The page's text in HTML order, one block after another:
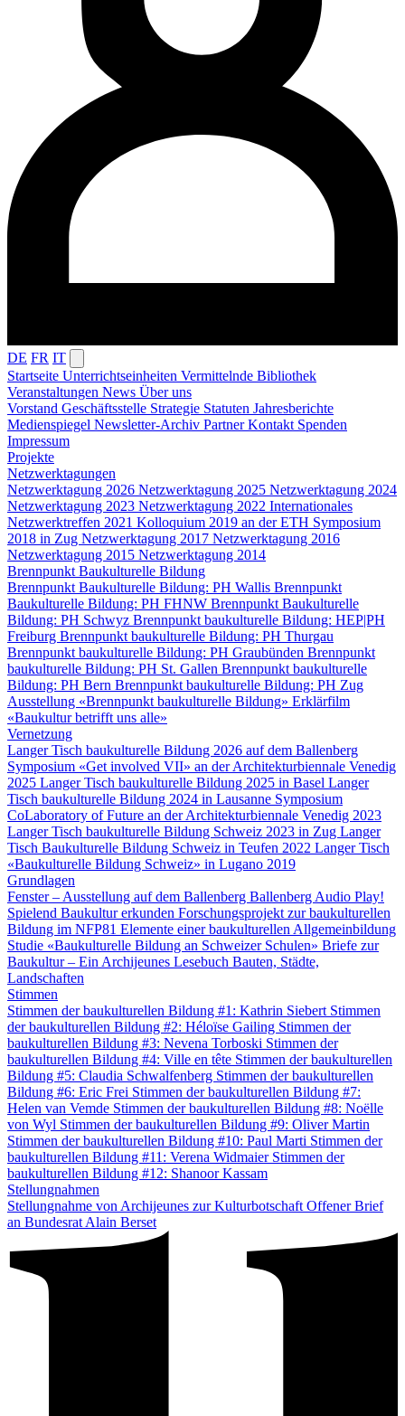
DE FR IT
Startseite Unterrichtseinheiten Vermittelnde Bibliothek
Veranstaltungen News Über uns
Vorstand Geschäftsstelle Strategie Statuten Jahresberichte
Medienspiegel Newsletter-Archiv PartnerKontakt Spenden
Impressum
Projekte
Netzwerktagungen
Netzwerktagung 2026 Netzwerktagung 2025 Netzwerktagung 2024
Netzwerktagung 2023 Netzwerktagung 2022 Internationales
Netzwerktreffen 2021 Kolloquium 2019 an der ETH Symposium
2018 in Zug Netzwerktagung 2017 Netzwerktagung 2016
Netzwerktagung 2015 Netzwerktagung 2014
Brennpunkt Baukulturelle Bildung
Brennpunkt Baukulturelle Bildung: PH Wallis Brennpunkt
Baukulturelle Bildung: PH FHNW Brennpunkt Baukulturelle
Bildung: PH Schwyz Brennpunkt baukulturelle Bildung: HEP|PH
Freiburg Brennpunkt baukulturelle Bildung: PH Thurgau
Brennpunkt baukulturelle Bildung: PH Graubünden Brennpunkt
baukulturelle Bildung: PH St. Gallen Brennpunkt baukulturelle
Bildung: PH Bern Brennpunkt baukulturelle Bildung: PH Zug
Ausstellung «Brennpunkt baukulturelle Bildung» Erklärfilm
«Baukultur betrifft uns alle»
Vernetzung
Langer Tisch baukulturelle Bildung 2026 auf dem Ballenberg
Symposium «Get involved VII» an der Architekturbiennale Venedig
2025 Langer Tisch baukulturelle Bildung 2025 in Basel Langer
Tisch baukulturelle Bildung 2024 in Lausanne Symposium
CoLaboratory of Future an der Architekturbiennale Venedig 2023
Langer Tisch baukulturelle Bildung Schweiz 2023 in Zug Langer
Tisch Baukulturelle Bildung Schweiz in Teufen 2022 Langer Tisch
«Baukulturelle Bildung Schweiz» in Lugano 2019
Grundlagen
Fenster – Ausstellung auf dem Ballenberg Ballenberg Audio Play!
Spielend Baukultur erkunden Forschungsprojekt zur baukulturellen
Bildung im NFP81 Elemente einer baukulturellen Allgemeinbildung
Studie «Baukulturelle Bildung an Schweizer Schulen» Briefe zur
Baukultur – Ein Archijeunes Lesebuch Bauten, Städte,
Landschaften
Stimmen
Stimmen der baukulturellen Bildung #1: Kathrin Siebert Stimmen
der baukulturellen Bildung #2: Héloïse Gailing Stimmen der
baukulturellen Bildung #3: Nevena Torboski Stimmen der
baukulturellen Bildung #4: Ville en tête Stimmen der baukulturellen
Bildung #5: Claudia Schwalfenberg Stimmen der baukulturellen
Bildung #6: Eric Frei Stimmen der baukulturellen Bildung #7:
Helen van Vemde Stimmen der baukulturellen Bildung #8: Noëlle
von Wyl Stimmen der baukulturellen Bildung #9: Oliver Martin
Stimmen der baukulturellen Bildung #10: Paul Marti Stimmen der
baukulturellen Bildung #11: Verena Widmaier Stimmen der
baukulturellen Bildung #12: Shanoor Kassam
Stellungnahmen
Stellungnahme von Archijeunes zur Kulturbotschaft Offener Brief
an Bundesrat Alain Berset